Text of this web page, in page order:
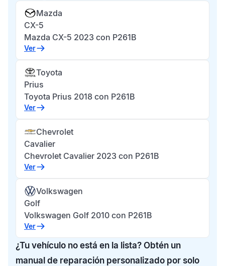
Mazda
CX-5
Mazda CX-5 2023 con P261B
Ver
Toyota
Prius
Toyota Prius 2018 con P261B
Ver
Chevrolet
Cavalier
Chevrolet Cavalier 2023 con P261B
Ver
Volkswagen
Golf
Volkswagen Golf 2010 con P261B
Ver
¿Tu vehículo no está en la lista? Obtén un
manual de reparación personalizado por solo